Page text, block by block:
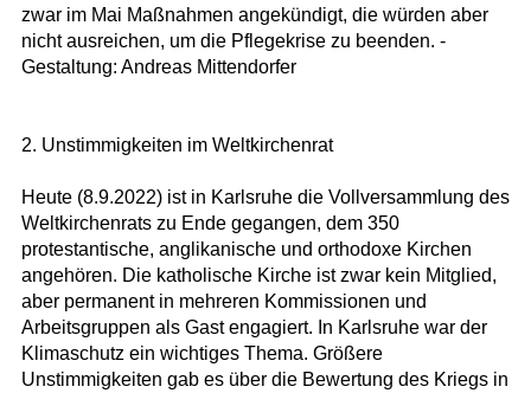
zwar im Mai Maßnahmen angekündigt, die würden aber
nicht ausreichen, um die Pflegekrise zu beenden. -
Gestaltung: Andreas Mittendorfer
2. Unstimmigkeiten im Weltkirchenrat
Heute (8.9.2022) ist in Karlsruhe die Vollversammlung des
Weltkirchenrats zu Ende gegangen, dem 350
protestantische, anglikanische und orthodoxe Kirchen
angehören. Die katholische Kirche ist zwar kein Mitglied,
aber permanent in mehreren Kommissionen und
Arbeitsgruppen als Gast engagiert. In Karlsruhe war der
Klimaschutz ein wichtiges Thema. Größere
Unstimmigkeiten gab es über die Bewertung des Kriegs in